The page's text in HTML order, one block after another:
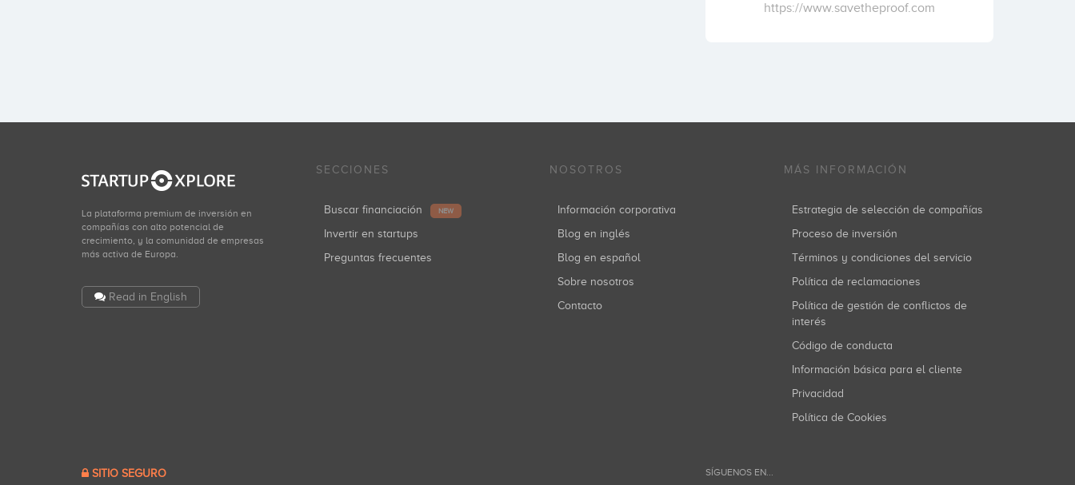
https://www.savetheproof.com
La plataforma premium de inversión en
compañías con alto potencial de
crecimiento, y la comunidad de empresas
más activa de Europa.
Read in English
SECCIONES
Buscar financiación NEW
Invertir en startups
Preguntas frecuentes
NOSOTROS
Información corporativa
Blog en inglés
Blog en español
Sobre nosotros
Contacto
MÁS INFORMACIÓN
Estrategia de selección de compañías
Proceso de inversión
Términos y condiciones del servicio
Política de reclamaciones
Política de gestión de conflictos de
interés
Código de conducta
Información básica para el cliente
Privacidad
Política de Cookies
SITIO SEGURO SÍGUENOS EN...